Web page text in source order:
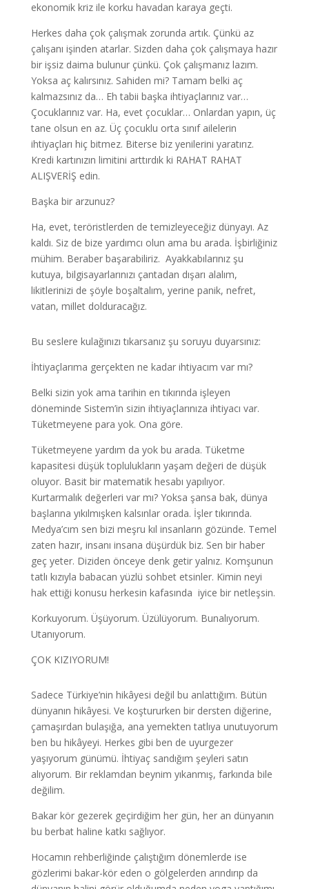
ekonomik kriz ile korku havadan karaya geçti.
Herkes daha çok çalışmak zorunda artık. Çünkü az
çalışanı işinden atarlar. Sizden daha çok çalışmaya hazır
bir işsiz daima bulunur çünkü. Çok çalışmanız lazım.
Yoksa aç kalırsınız. Sahiden mi? Tamam belki aç
kalmazsınız da… Eh tabii başka ihtiyaçlarınız var…
Çocuklarınız var. Ha, evet çocuklar… Onlardan yapın, üç
tane olsun en az. Üç çocuklu orta sınıf ailelerin
ihtiyaçları hiç bitmez. Biterse biz yenilerini yaratırız.
Kredi kartınızın limitini arttırdık ki RAHAT RAHAT
ALIŞVERİŞ edin.
Başka bir arzunuz?
Ha, evet, teröristlerden de temizleyeceğiz dünyayı. Az
kaldı. Siz de bize yardımcı olun ama bu arada. İşbirliğiniz
mühim. Beraber başarabiliriz. Ayakkabılarınız şu
kutuya, bilgisayarlarınızı çantadan dışarı alalım,
likitlerinizi de şöyle boşaltalım, yerine panik, nefret,
vatan, millet dolduracağız.
Bu seslere kulağınızı tıkarsanız şu soruyu duyarsınız:
İhtiyaçlarıma gerçekten ne kadar ihtiyacım var mı?
Belki sizin yok ama tarihin en tıkırında işleyen
döneminde Sistem’in sizin ihtiyaçlarınıza ihtiyacı var.
Tüketmeyene para yok. Ona göre.
Tüketmeyene yardım da yok bu arada. Tüketme
kapasitesi düşük toplulukların yaşam değeri de düşük
oluyor. Basit bir matematik hesabı yapılıyor.
Kurtarmalık değerleri var mı? Yoksa şansa bak, dünya
başlarına yıkılmışken kalsınlar orada. İşler tıkırında.
Medya’cım sen bizi meşru kıl insanların gözünde. Temel
zaten hazır, insanı insana düşürdük biz. Sen bir haber
geç yeter. Diziden önceye denk getir yalnız. Komşunun
tatlı kızıyla babacan yüzlü sohbet etsinler. Kimin neyi
hak ettiği konusu herkesin kafasında iyice bir netleşsin.
Korkuyorum. Üşüyorum. Üzülüyorum. Bunalıyorum.
Utanıyorum.
ÇOK KIZIYORUM!
Sadece Türkiye’nin hikâyesi değil bu anlattığım. Bütün
dünyanın hikâyesi. Ve koştururken bir dersten diğerine,
çamaşırdan bulaşığa, ana yemekten tatlıya unutuyorum
ben bu hikâyeyi. Herkes gibi ben de uyurgezer
yaşıyorum günümü. İhtiyaç sandığım şeyleri satın
alıyorum. Bir reklamdan beynim yıkanmış, farkında bile
değilim.
Bakar kör gezerek geçirdiğim her gün, her an dünyanın
bu berbat haline katkı sağlıyor.
Hocamın rehberliğinde çalıştığım dönemlerde ise
gözlerimi bakar-kör eden o gölgelerden arındırıp da